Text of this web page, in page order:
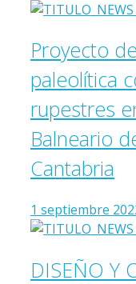
Proyecto
paleolítica
rupestres
Balneario
Cantabria
1 septiembre
DISEÑO Y